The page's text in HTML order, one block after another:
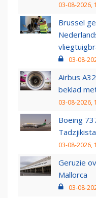
03-08-2026,
Brussel
03-08-
Airbus
beklad
03-08-2026,
Boeing
03-08-2026,
Geruzie
Mallorca
03-08-